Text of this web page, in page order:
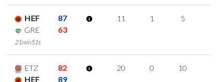
HEF
87
GRE
63
21min51s
11 1 5
ETZ
82
HEF
89
20 0 10